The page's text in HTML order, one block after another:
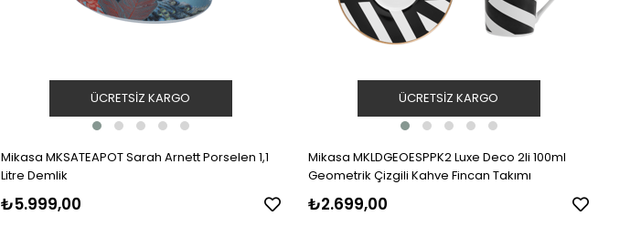
Mikasa MKSATEAPOT Sarah Arnett Porselen 1,1
Litre Demlik
₺5.999,00
ÜCRETSIZ KARGO
Mikasa MKLDGEOESPPK2 Luxe Deco 2li 100ml
Geometrik Çizgili Kahve Fincan Takımı
₺2.699,00
ÜCRETSIZ KARGO